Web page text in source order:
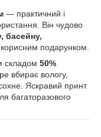
— практичний і
Він чудово
басейну,
подарунком.
складом 50%
вбирає вологу,
Яскравий принт
багаторазового